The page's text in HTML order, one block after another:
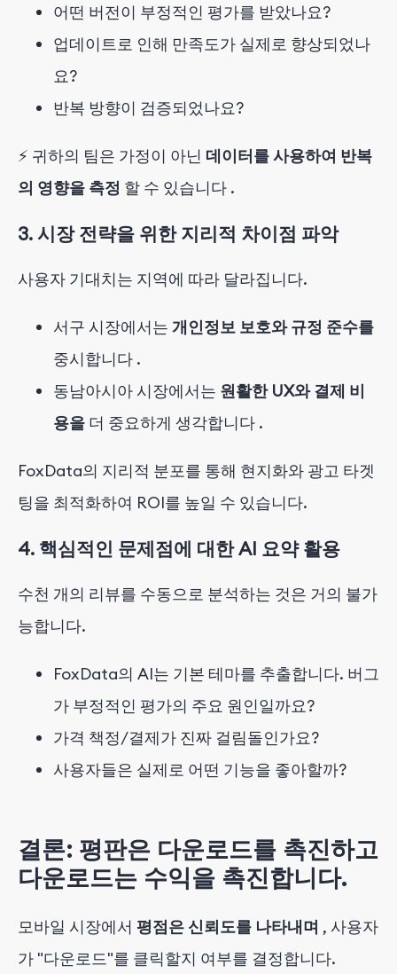
어떤 버전이 부정적인 평가를 받았나요?
업데이트로 인해 만족도가 실제로 향상되었나
요?
반복 방향이 검증되었나요?
⚡ 귀하의 팀은 가정이 아닌 데이터를 사용하여 반복
의 영향을 측정 할 수 있습니다 .
3. 시장 전략을 위한 지리적 차이점 파악
사용자 기대치는 지역에 따라 달라집니다.
서구 시장에서는 개인정보 보호와 규정 준수를
중시합니다 .
동남아시아 시장에서는 원활한 UX와 결제 비
용을 더 중요하게 생각합니다 .
FoxData의 지리적 분포를 통해 현지화와 광고 타겟
팅을 최적화하여 ROI를 높일 수 있습니다.
4. 핵심적인 문제점에 대한 AI 요약 활용
수천 개의 리뷰를 수동으로 분석하는 것은 거의 불가
능합니다.
FoxData의 AI는 기본 테마를 추출합니다. 버그
가 부정적인 평가의 주요 원인일까요?
가격 책정/결제가 진짜 걸림돌인가요?
사용자들은 실제로 어떤 기능을 좋아할까?
결론: 평판은 다운로드를 촉진하고
다운로드는 수익을 촉진합니다.
모바일 시장에서 평점은 신뢰도를 나타내며 , 사용자
가 "다운로드"를 클릭할지 여부를 결정합니다.